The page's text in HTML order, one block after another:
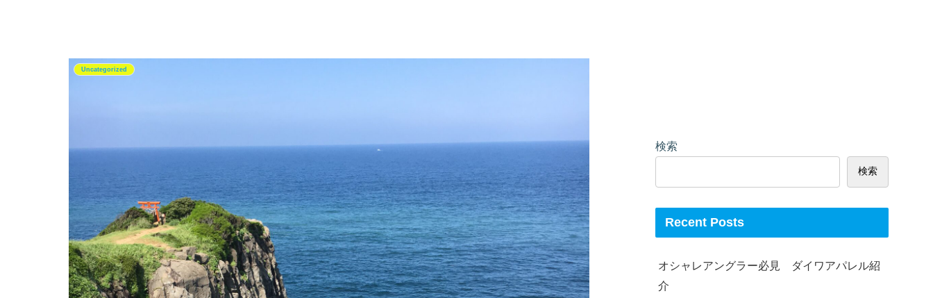
Uncategorized
検索
検索
Recent Posts
オシャレアングラー必見 ダイワアパレル紹
介